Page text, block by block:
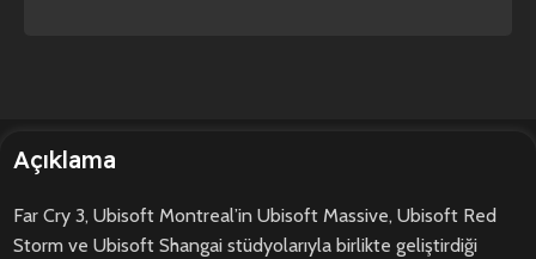
Açıklama
Far Cry 3, Ubisoft Montreal’in Ubisoft Massive, Ubisoft Red
Storm ve Ubisoft Shangai stüdyolarıyla birlikte geliştirdiği